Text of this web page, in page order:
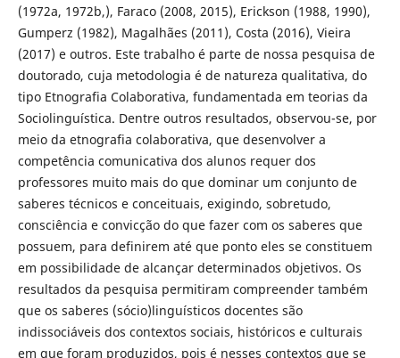
(1972a, 1972b,), Faraco (2008, 2015), Erickson (1988, 1990),
Gumperz (1982), Magalhães (2011), Costa (2016), Vieira
(2017) e outros. Este trabalho é parte de nossa pesquisa de
doutorado, cuja metodologia é de natureza qualitativa, do
tipo Etnografia Colaborativa, fundamentada em teorias da
Sociolinguística. Dentre outros resultados, observou-se, por
meio da etnografia colaborativa, que desenvolver a
competência comunicativa dos alunos requer dos
professores muito mais do que dominar um conjunto de
saberes técnicos e conceituais, exigindo, sobretudo,
consciência e convicção do que fazer com os saberes que
possuem, para definirem até que ponto eles se constituem
em possibilidade de alcançar determinados objetivos. Os
resultados da pesquisa permitiram compreender também
que os saberes (sócio)linguísticos docentes são
indissociáveis dos contextos sociais, históricos e culturais
em que foram produzidos, pois é nesses contextos que se